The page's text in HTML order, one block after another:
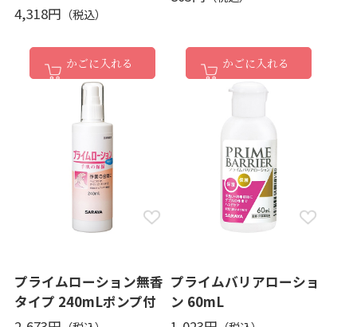
4,318円
かごに入れる かごに入れる
プライムローション無香
タイプ 240mLポンプ付
プライムバリアローショ
ン 60mL